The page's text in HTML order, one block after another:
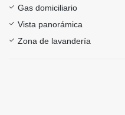
Gas domiciliario
Vista panorámica
Zona de lavandería